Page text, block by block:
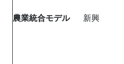
農業統合モデル 新興